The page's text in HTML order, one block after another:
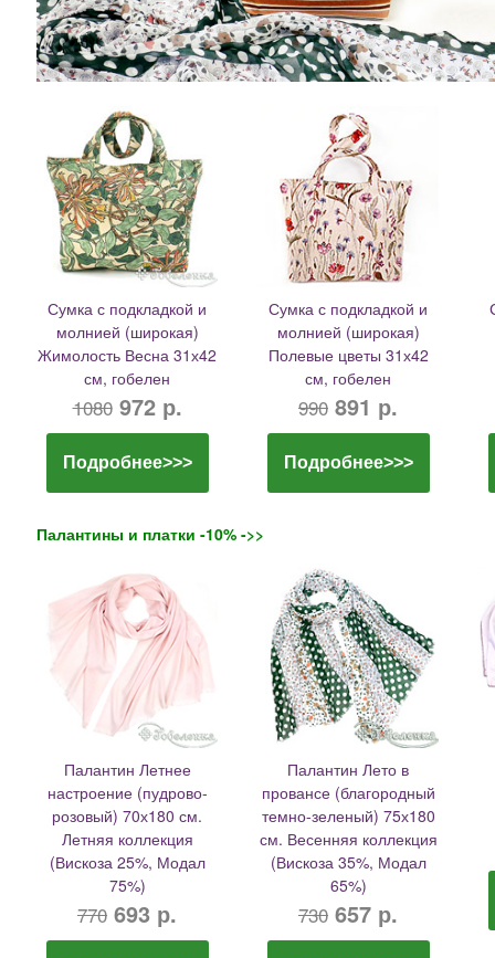
Сумка с подкладкой и
молнией (широкая)
Жимолость Весна 31х42
см, гобелен
1080 972 р.
Подробнее>>>
Сумка с подкладкой и
молнией (широкая)
Полевые цветы 31х42
см, гобелен
990 891 р.
Подробнее>>>
Палантины и платки -10% ->>
Палантин Летнее
настроение (пудрово-
розовый) 70х180 см.
Летняя коллекция
(Вискоза 25%, Модал
75%)
770 693 р.
Палантин Лето в
провансе (благородный
темно-зеленый) 75х180
см. Весенняя коллекция
(Вискоза 35%, Модал
65%)
730 657 р.